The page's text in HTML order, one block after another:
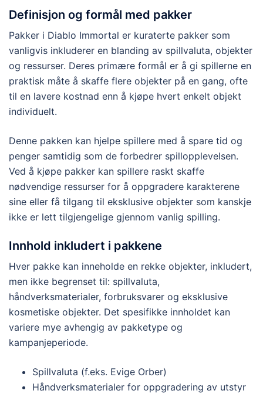
Definisjon og formål med pakker
Pakker i Diablo Immortal er kuraterte pakker som
vanligvis inkluderer en blanding av spillvaluta, objekter
og ressurser. Deres primære formål er å gi spillerne en
praktisk måte å skaffe flere objekter på en gang, ofte
til en lavere kostnad enn å kjøpe hvert enkelt objekt
individuelt.
Denne pakken kan hjelpe spillere med å spare tid og
penger samtidig som de forbedrer spillopplevelsen.
Ved å kjøpe pakker kan spillere raskt skaffe
nødvendige ressurser for å oppgradere karakterene
sine eller få tilgang til eksklusive objekter som kanskje
ikke er lett tilgjengelige gjennom vanlig spilling.
Innhold inkludert i pakkene
Hver pakke kan inneholde en rekke objekter, inkludert,
men ikke begrenset til: spillvaluta,
håndverksmaterialer, forbruksvarer og eksklusive
kosmetiske objekter. Det spesifikke innholdet kan
variere mye avhengig av pakketype og
kampanjeperiode.
Spillvaluta (f.eks. Evige Orber)
Håndverksmaterialer for oppgradering av utstyr